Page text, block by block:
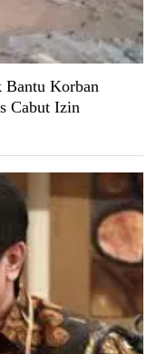
Bantu Korban
Cabut Izin